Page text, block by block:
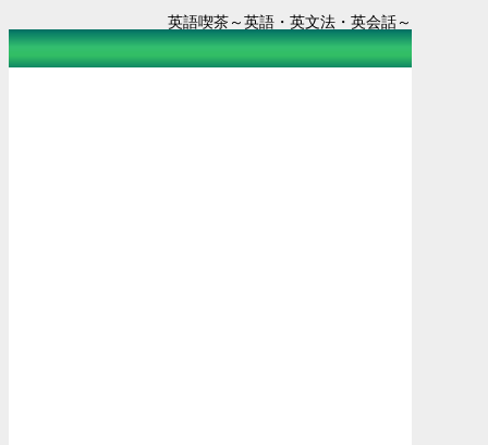
英語喫茶～英語・英文法・英会話～